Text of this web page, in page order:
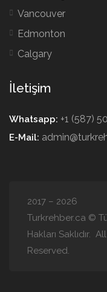
Vancouver
Edmonton
Calgary
İletişim
Whatsapp: +1 (587)
E-Mail:
2017 – 2026
Turkrehber.ca ©
Hakları Saklıdır.
Reserved.